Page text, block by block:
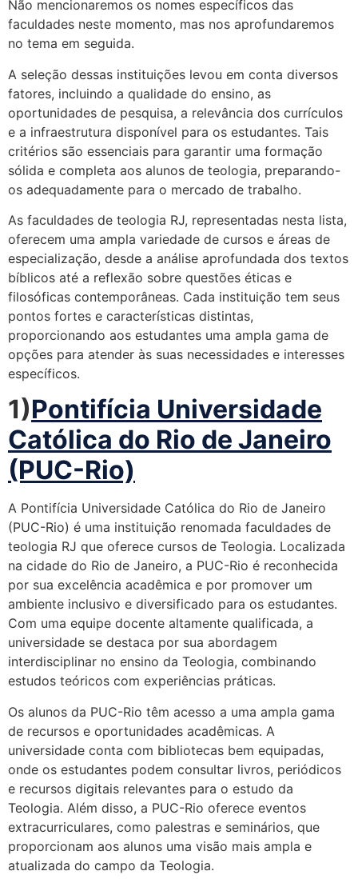
Não mencionaremos os nomes específicos das
faculdades neste momento, mas nos aprofundaremos
no tema em seguida.
A seleção dessas instituições levou em conta diversos
fatores, incluindo a qualidade do ensino, as
oportunidades de pesquisa, a relevância dos currículos
e a infraestrutura disponível para os estudantes. Tais
critérios são essenciais para garantir uma formação
sólida e completa aos alunos de teologia, preparando-
os adequadamente para o mercado de trabalho.
As faculdades de teologia RJ, representadas nesta lista,
oferecem uma ampla variedade de cursos e áreas de
especialização, desde a análise aprofundada dos textos
bíblicos até a reflexão sobre questões éticas e
filosóficas contemporâneas. Cada instituição tem seus
pontos fortes e características distintas,
proporcionando aos estudantes uma ampla gama de
opções para atender às suas necessidades e interesses
específicos.
1)Pontifícia Universidade
Católica do Rio de Janeiro
(PUC-Rio)
A Pontifícia Universidade Católica do Rio de Janeiro
(PUC-Rio) é uma instituição renomada faculdades de
teologia RJ que oferece cursos de Teologia. Localizada
na cidade do Rio de Janeiro, a PUC-Rio é reconhecida
por sua excelência acadêmica e por promover um
ambiente inclusivo e diversificado para os estudantes.
Com uma equipe docente altamente qualificada, a
universidade se destaca por sua abordagem
interdisciplinar no ensino da Teologia, combinando
estudos teóricos com experiências práticas.
Os alunos da PUC-Rio têm acesso a uma ampla gama
de recursos e oportunidades acadêmicas. A
universidade conta com bibliotecas bem equipadas,
onde os estudantes podem consultar livros, periódicos
e recursos digitais relevantes para o estudo da
Teologia. Além disso, a PUC-Rio oferece eventos
extracurriculares, como palestras e seminários, que
proporcionam aos alunos uma visão mais ampla e
atualizada do campo da Teologia.